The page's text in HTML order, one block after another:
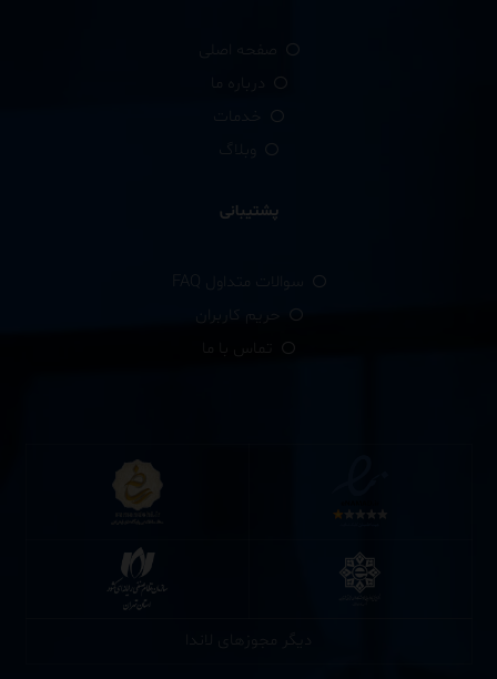
صفحه اصلی
پشتیبانی
سوالات متداول FAQ
حریم کاربران
دیگر مجوزهای لاندا